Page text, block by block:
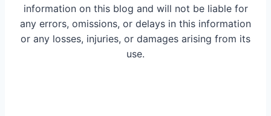
information on this blog and will not be liable for
any errors, omissions, or delays in this information
or any losses, injuries, or damages arising from its
use.